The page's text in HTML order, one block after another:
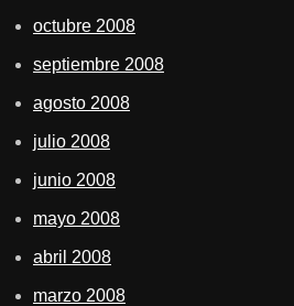
octubre 2008
septiembre 2008
agosto 2008
julio 2008
junio 2008
mayo 2008
abril 2008
marzo 2008